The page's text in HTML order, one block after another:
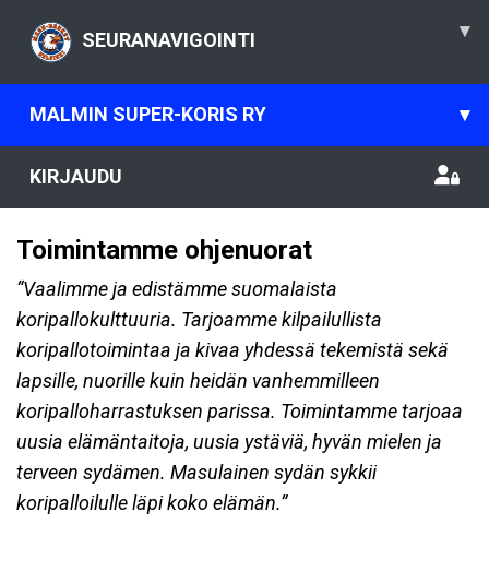
SEURANAVIGOINTI ▾
MALMIN SUPER-KORIS RY ▾
KIRJAUDU
Toimintamme ohjenuorat
“Vaalimme ja edistämme suomalaista
koripallokulttuuria. Tarjoamme kilpailullista
koripallotoimintaa ja kivaa yhdessä tekemistä sekä
lapsille, nuorille kuin heidän vanhemmilleen
koripalloharrastuksen parissa. Toimintamme tarjoaa
uusia elämäntaitoja, uusia ystäviä, hyvän mielen ja
terveen sydämen. Masulainen sydän sykkii
koripalloilulle läpi koko elämän.”